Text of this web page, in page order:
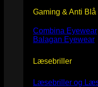
Gaming & Anti Blå
Combina Eyewear
Balagan Eyewear
Læsebriller
Læsebriller og